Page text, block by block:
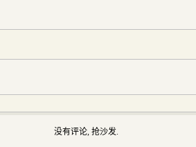
没有评论, 抢沙发.